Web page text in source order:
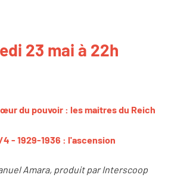
23 mai à 22h
du pouvoir : les maitres du Reich
4 - 1929-1936 : l'ascension
Amara, produit par Interscoop